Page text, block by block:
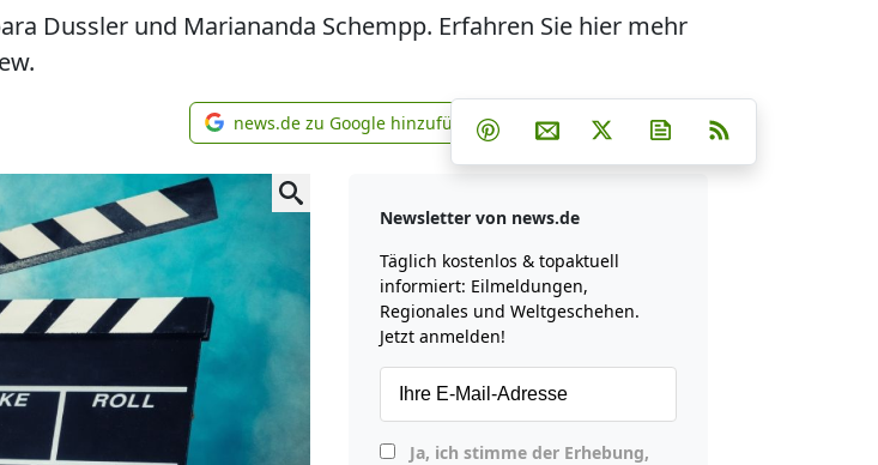
Dussler und Mariananda Schempp. Erfahren Sie hier mehr
news.de zu Google hinzufügen
news.de zu Google hinzufügen Teilen auf Facebook
Teilen auf Whatsapp
Teilen auf Telegram
Teilen auf Pinterest
Per E-Mail teilen
Post auf XNewsletter
Newsletter von news.de
Täglich kostenlos & topaktuell
informiert: Eilmeldungen,
Regionales und Weltgeschehen.
Jetzt anmelden!